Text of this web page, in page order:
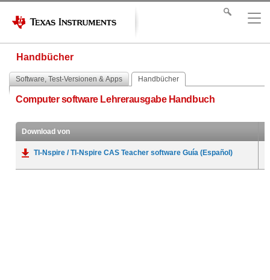
Handbücher
Software, Test-Versionen & Apps Handbücher
Computer software Lehrerausgabe Handbuch
Download von
TI-Nspire / TI-Nspire CAS Teacher software Guía (Español)